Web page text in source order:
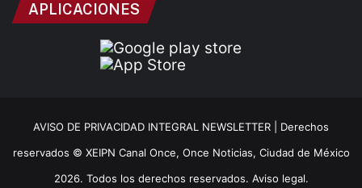
APLICACIONES
AVISO DE PRIVACIDAD INTEGRAL NEWSLETTER | Derechos
reservados © XEIPN Canal Once, Once Noticias, Ciudad de México
2026. Todos los derechos reservados. Aviso legal.